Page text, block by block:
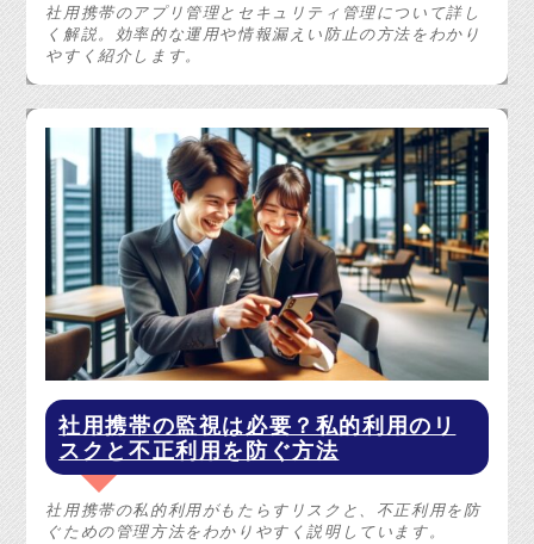
社用携帯のアプリ管理とセキュリティ管理について詳し
く解説。効率的な運用や情報漏えい防止の方法をわかり
やすく紹介します。
社用携帯の監視は必要？私的利用のリ
スクと不正利用を防ぐ方法
社用携帯の私的利用がもたらすリスクと、不正利用を防
ぐための管理方法をわかりやすく説明しています。